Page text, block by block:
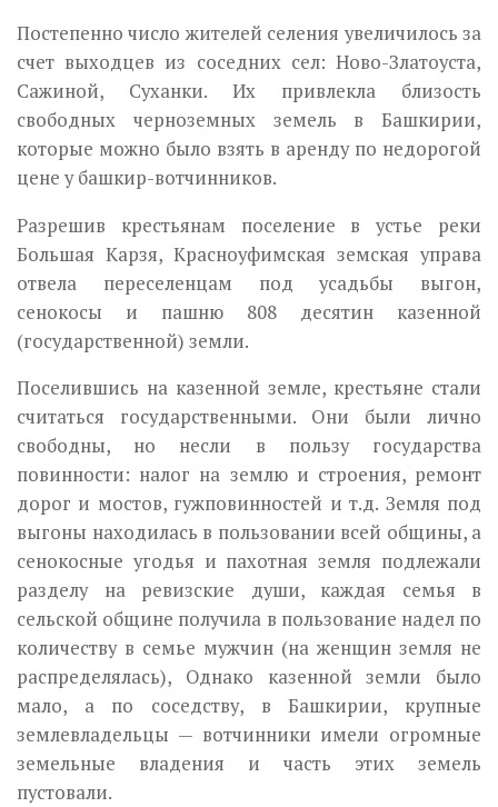
Постепенно число жителей селения увеличилось за
счет выходцев из соседних сел: Ново-Златоуста,
Сажиной, Суханки. Их привлекла бли­зость
свободных черноземных земель в Башкирии,
которые можно было взять в аренду по недорогой
цене у башкир-вотчинников.
Разрешив крестьянам поселение в устье реки
Большая Карзя, Красноуфимская земская управа
отвела переселенцам под усадьбы выгон,
сенокосы и пашню 808 десятин казенной
(государственной) земли.
Поселившись на казенной земле, крестьяне стали
считаться государственными. Они были лично
свободны, но несли в пользу государства
повинности: налог на землю и строения, ремонт
дорог и мостов, гужповинностей и т.д. Земля под
выгоны находилась в пользовании всей об­щины, а
сенокосные угодья и пахотная земля подлежали
разделу на ревизские души, каждая семья в
сельской общине получила в пользова­ние надел по
количеству в семье мужчин (на женщин земля не
распре­делялась), Однако казенной земли было
мало, а по соседству, в Башки­рии, крупные
землевладельцы — вотчинники имели огромные
земель­ные владения и часть этих земель
пустовали.